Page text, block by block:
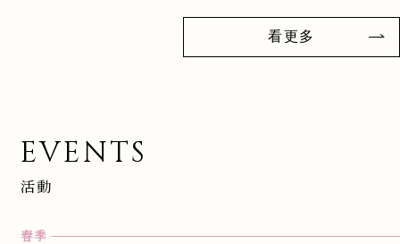
看更多
EVENTS
活動